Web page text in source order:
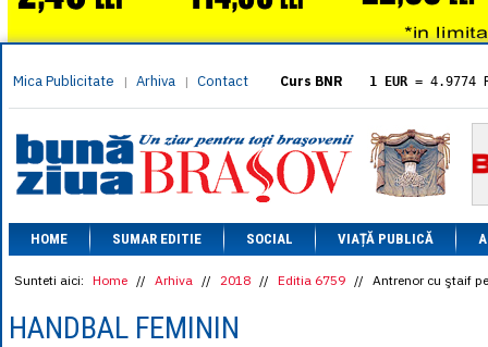
Mica Publicitate | Arhiva | Contact Curs BNR 1 EUR = 4.9774
= 5.8304
1 XAU= 464.4611
1 AED= 1.1933
1 AUD= 2.7957
1 BGN= 2.5449
1 CAD= 3.1559
1 CHF= 5.2813
1 CNY= 0.6015
HOME SUMAR EDITIE SOCIAL VIAȚĂ PUBLICĂ
Sunteti aici: Home // Arhiva // 2018 // Editia 6759 // Antrenor cu ştaif
HANDBAL FEMININ